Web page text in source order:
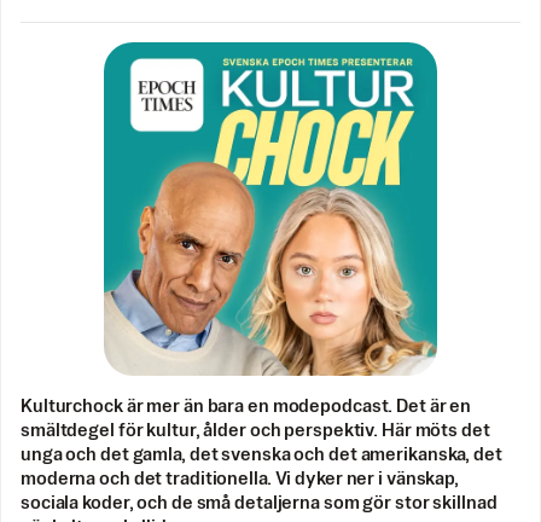
Kulturchock är mer än bara en modepodcast. Det är en
smältdegel för kultur, ålder och perspektiv. Här möts det
unga och det gamla, det svenska och det amerikanska, det
moderna och det traditionella. Vi dyker ner i vänskap,
sociala koder, och de små detaljerna som gör stor skillnad